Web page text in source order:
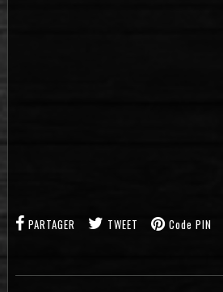
PARTAGER TWEET Code PIN